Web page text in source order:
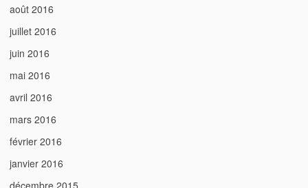
août 2016
juillet 2016
juin 2016
mai 2016
avril 2016
mars 2016
février 2016
janvier 2016
décembre 2015